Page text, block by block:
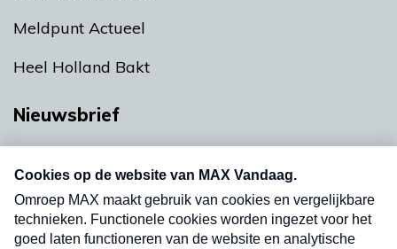
Meldpunt Actueel
Heel Holland Bakt
Nieuwsbrief
Neem hier een gratis abonnement op onze
nieuwsbrief. Elke vrijdag- en dinsdagochtend in
uw mailbox.
Verzend